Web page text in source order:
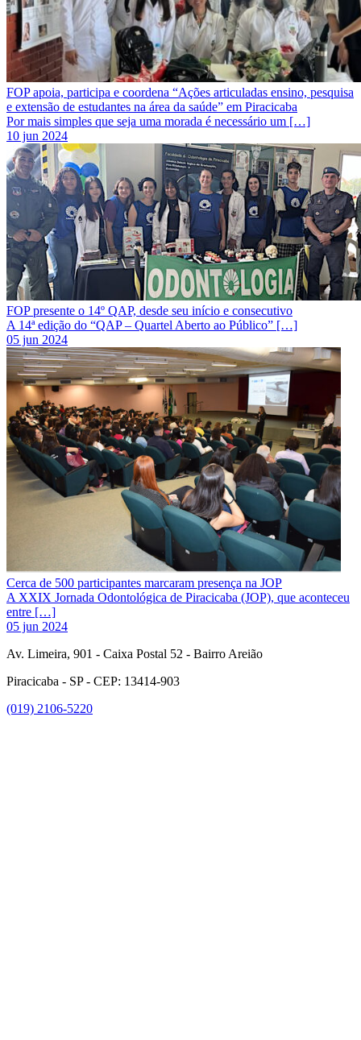
FOP apoia, participa e coordena “Ações articuladas ensino, pesquisa
e extensão de estudantes na área da saúde” em Piracicaba
Por mais simples que seja uma morada é necessário um […]
10 jun 2024
FOP presente o 14º QAP, desde seu início e consecutivo
A 14ª edição do “QAP – Quartel Aberto ao Público” […]
05 jun 2024
Cerca de 500 participantes marcaram presença na JOP
A XXIX Jornada Odontológica de Piracicaba (JOP), que aconteceu
entre […]
05 jun 2024
Av. Limeira, 901 - Caixa Postal 52 - Bairro Areião
Piracicaba - SP - CEP: 13414-903
(019) 2106-5220